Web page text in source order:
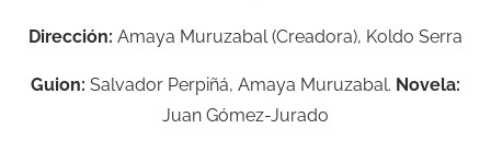
Dirección: Amaya Muruzabal (Creadora), Koldo Serra
Guion: Salvador Perpiñá, Amaya Muruzabal. Novela:
Juan Gómez-Jurado